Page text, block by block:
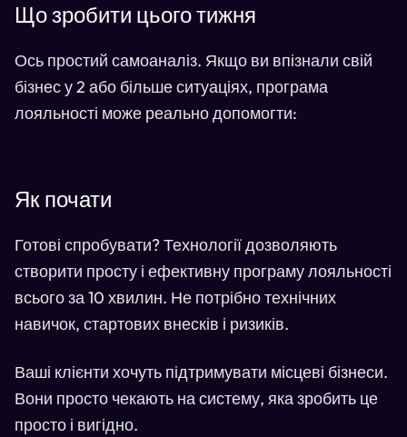
Що зробити цього тижня
Ось простий самоаналіз. Якщо ви впізнали свій
бізнес у 2 або більше ситуаціях, програма
лояльності може реально допомогти:
Як почати
Готові спробувати? Технології дозволяють
створити просту і ефективну програму лояльності
всього за 10 хвилин. Не потрібно технічних
навичок, стартових внесків і ризиків.
Ваші клієнти хочуть підтримувати місцеві бізнеси.
Вони просто чекають на систему, яка зробить це
просто і вигідно.